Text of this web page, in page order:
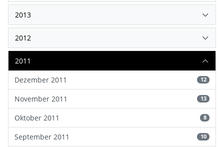
2013
2012
2011
Dezember 2011
12
November 2011 13
Oktober 2011 8
September 2011 10